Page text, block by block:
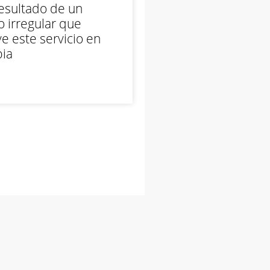
de un
irregular que
este servicio en